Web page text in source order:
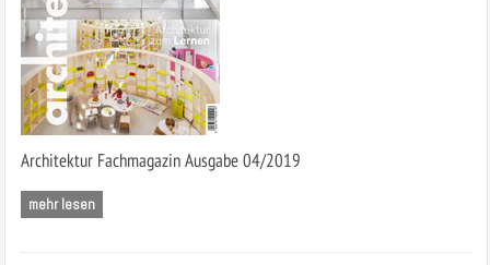
Architektur Fachmagazin Ausgabe 04/2019
mehr lesen